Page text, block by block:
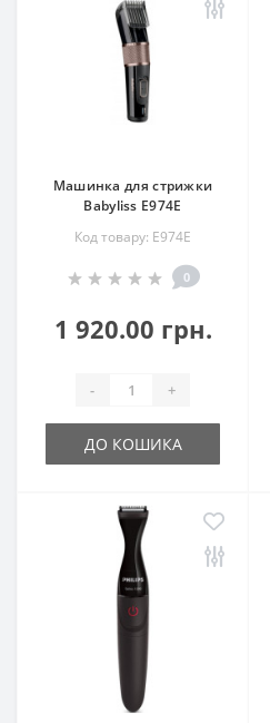
Машинка для стрижки
Babyliss E974E
Код товару: E974E
0
1 920.00 грн.
- +
ДО КОШИКА